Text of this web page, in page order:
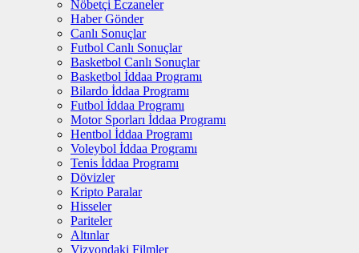
Nöbetçi Eczaneler
Haber Gönder
Canlı Sonuçlar
Futbol Canlı Sonuçlar
Basketbol Canlı Sonuçlar
Basketbol İddaa Programı
Bilardo İddaa Programı
Futbol İddaa Programı
Motor Sporları İddaa Programı
Hentbol İddaa Programı
Voleybol İddaa Programı
Tenis İddaa Programı
Dövizler
Kripto Paralar
Hisseler
Pariteler
Altınlar
Vizyondaki Filmler